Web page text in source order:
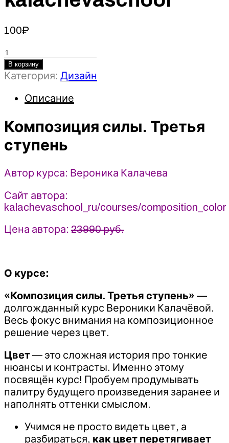
100₽
Количество
товара
Композиция
Третья
-
Калачева
kalachevaschool
В корзину
Категория: Дизайн
Описание
Композиция силы. Третья
ступень
Автор курса: Вероника Калачева
Сайт автора:
kalachevaschool_ru/courses/composition_color
Цена автора: 23990 руб.
О курсе:
«Композиция силы. Третья ступень» —
долгожданный курс Вероники Калачёвой.
Весь фокус внимания на композиционное
решение через цвет.
Цвет— это сложная история про тонкие
нюансы и контрасты. Именно этому
посвящён курс! Пробуем продумывать
палитру будущего произведения заранее и
наполнять оттенки смыслом.
Учимся не просто видеть цвет, а
разбираться, как цвет перетягивает